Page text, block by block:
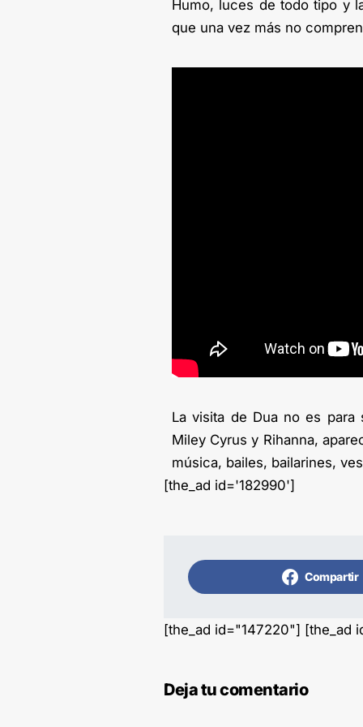
Humo, luces de todo tipo y
que una vez más no
La visita de Dua no es para
Miley Cyrus y Rihanna,
música, bailes, bailarines,
[the_ad id='182990']
Compartir
[the_ad id="147220"] [the_ad
Deja tu comentario